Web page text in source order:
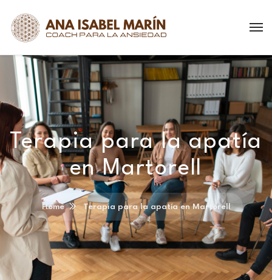
Terapia para la apatía
en Martorell
Home Terapia para la apatía en Martorell